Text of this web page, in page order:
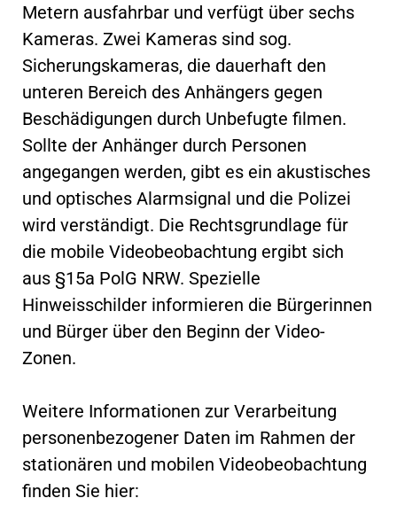
Metern ausfahrbar und verfügt über sechs
Kameras. Zwei Kameras sind sog.
Sicherungskameras, die dauerhaft den
unteren Bereich des Anhängers gegen
Beschädigungen durch Unbefugte filmen.
Sollte der Anhänger durch Personen
angegangen werden, gibt es ein akustisches
und optisches Alarmsignal und die Polizei
wird verständigt. Die Rechtsgrundlage für
die mobile Videobeobachtung ergibt sich
aus §15a PolG NRW. Spezielle
Hinweisschilder informieren die Bürgerinnen
und Bürger über den Beginn der Video-
Zonen.
Weitere Informationen zur Verarbeitung
personenbezogener Daten im Rahmen der
stationären und mobilen Videobeobachtung
finden Sie hier: